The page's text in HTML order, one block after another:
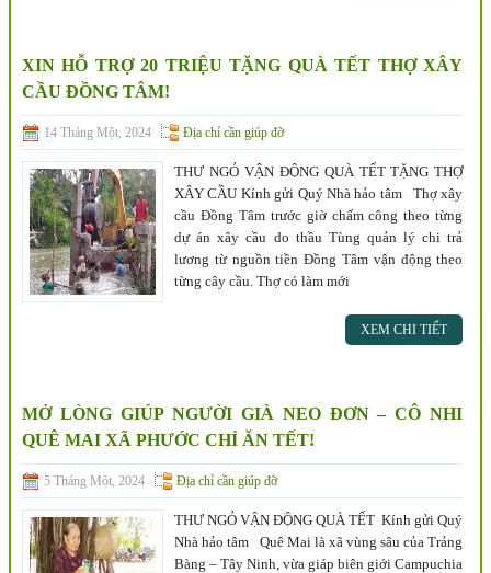
XIN HỖ TRỢ 20 TRIỆU TẶNG QUÀ TẾT THỢ XÂY
CẦU ĐỒNG TÂM!
14 Tháng Một, 2024 Địa chỉ cần giúp đỡ
THƯ NGỎ VẬN ĐỘNG QUÀ TẾT TẶNG THỢ
XÂY CẦU Kính gửi Quý Nhà hảo tâm Thợ xây
cầu Đồng Tâm trước giờ chấm công theo từng
dự án xây cầu do thầu Tùng quản lý chi trả
lương từ nguồn tiền Đồng Tâm vận động theo
từng cây cầu. Thợ có làm mới
XEM CHI TIẾT
MỞ LÒNG GIÚP NGƯỜI GIÀ NEO ĐƠN – CÔ NHI
QUÊ MAI XÃ PHƯỚC CHỈ ĂN TẾT!
5 Tháng Một, 2024 Địa chỉ cần giúp đỡ
THƯ NGỎ VẬN ĐỘNG QUÀ TẾT Kính gửi Quý
Nhà hảo tâm Quê Mai là xã vùng sâu của Trảng
Bàng – Tây Ninh, vừa giáp biên giới Campuchia